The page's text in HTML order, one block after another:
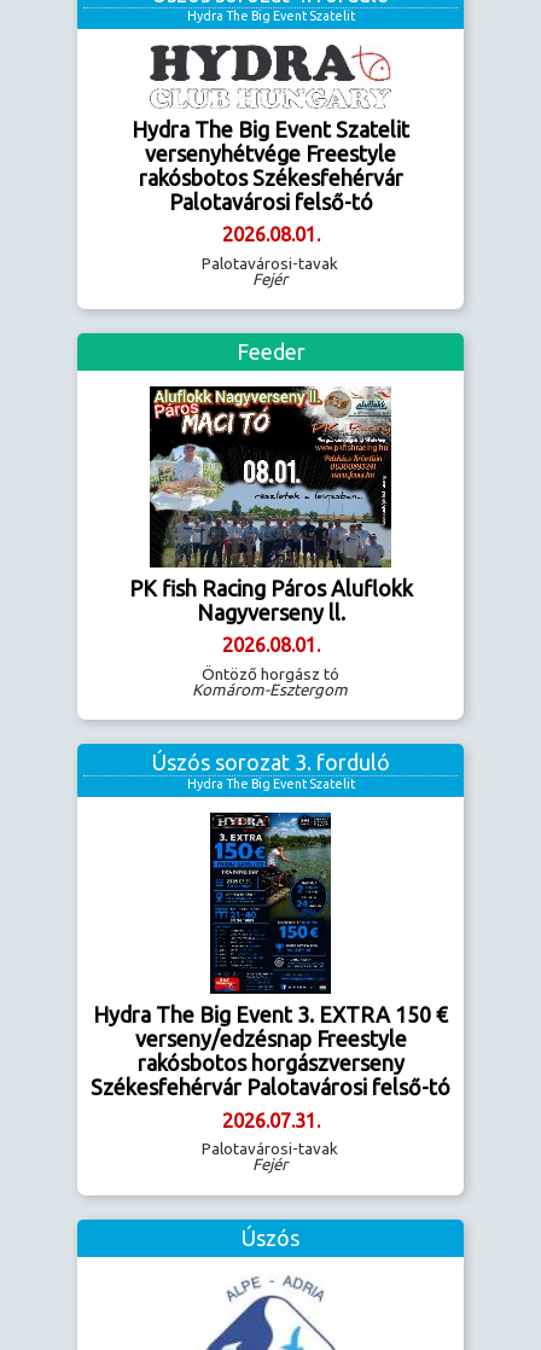
Hydra The Big Event Szatelit
Hydra The Big Event Szatelit
versenyhétvége Freestyle
rakósbotos Székesfehérvár
Palotavárosi felső-tó
2026.08.01.
Palotavárosi-tavak
Fejér
Feeder
PK fish Racing Páros Aluflokk
Nagyverseny ll.
2026.08.01.
Öntöző horgász tó
Komárom-Esztergom
Úszós sorozat 3. forduló
Hydra The Big Event Szatelit
Hydra The Big Event 3. EXTRA 150 €
verseny/edzésnap Freestyle
rakósbotos horgászverseny
Székesfehérvár Palotavárosi felső-tó
2026.07.31.
Palotavárosi-tavak
Fejér
Úszós